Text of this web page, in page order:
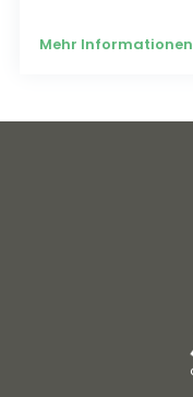
Mehr Informationen